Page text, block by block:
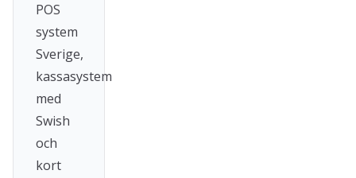
POS
system
Sverige,
kassasystem
med
Swish
och
kort